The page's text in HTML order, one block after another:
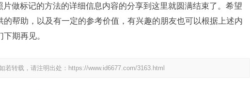
做标记的方法的详细信息内容的分享到这里就圆满结束了。希望
的帮助，以及有一定的参考价值，有兴趣的朋友也可以根据上述内
期再见。
若转载，请注明出处： https://www.id6677.com/3163.html